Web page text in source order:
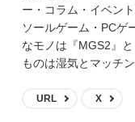
ー・コラム・イベン
ソールゲーム・PCゲ
なモノは『MGS2』
ものは湿気とマッチン
URL X